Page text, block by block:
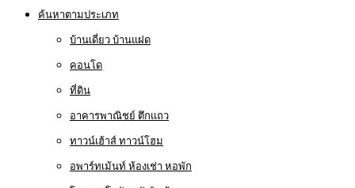
ค้นหาตามประเภท
บ้านเดี่ยว บ้านแฝด
คอนโด
ที่ดิน
อาคารพาณิชย์ ตึกแถว
ทาวน์เฮ้าส์ ทาวน์โฮม
อพาร์ทเม้นท์ ห้องเช่า หอพัก